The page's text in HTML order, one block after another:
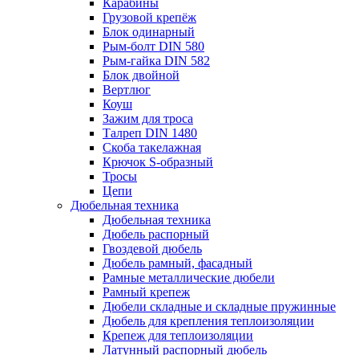
Грузовой крепёж
Блок одинарный
Рым-болт DIN 580
Рым-гайка DIN 582
Блок двойной
Вертлюг
Коуш
Зажим для троса
Талреп DIN 1480
Скоба такелажная
Крючок S-образный
Тросы
Цепи
Дюбельная техника
Дюбельная техника
Дюбель распорный
Гвоздевой дюбель
Дюбель рамный, фасадный
Рамные металлические дюбели
Рамный крепеж
Дюбели складные и складные пружинные
Дюбель для крепления теплоизоляции
Крепеж для теплоизоляции
Латунный распорный дюбель